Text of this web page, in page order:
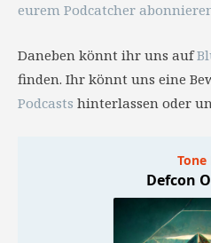
eurem Podcatcher
Daneben könnt ihr uns auf
finden. Ihr könnt uns eine
Podcasts hinterlassen oder